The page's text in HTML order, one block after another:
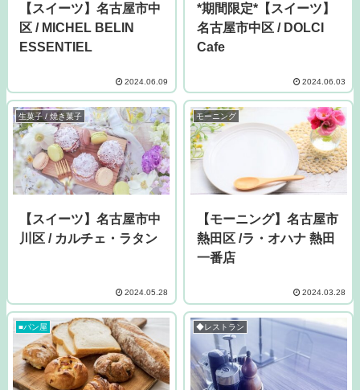
【スイーツ】名古屋市中
区 / MICHEL BELIN
ESSENTIEL
2024.06.09
*期間限定*【スイーツ】
名古屋市中区 / DOLCI
Cafe
2024.06.03
生菓子 / 焼き菓子
【スイーツ】名古屋市中
川区 / カルチェ・ラタン
2024.05.28
モーニング
【モーニング】名古屋市
熱田区 /ラ・オハナ 熱田
一番店
2024.03.28
■パン屋 ◆レストラン